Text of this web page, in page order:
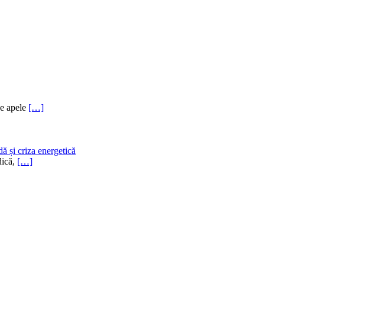
apele […]
și criza energetică
[…]